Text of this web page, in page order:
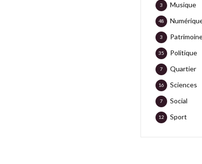
Musique
3
48
3
Politique
35
Quartier
7
Sciences
16
Social
7
Sport
12